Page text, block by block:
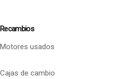
Recambios
Motores usados
Cajas de cambio